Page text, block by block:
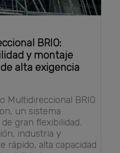
BRIO:
y montaje
alta exigencia
Multidireccional BRIO
un sistema
gran flexibilidad.
industria y
rápido, alta capacidad